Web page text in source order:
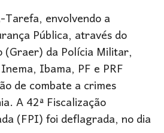
envolvendo a
Pública, através do
(Graer) da Polícia Militar,
Ibama, PF e PRF
de combate a crimes
A 42ª Fiscalização
(FPI) foi deflagrada, no dia